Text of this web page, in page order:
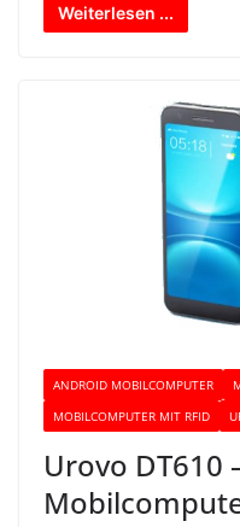
Weiterlesen ...
ANDROID MOBILCOMPUTER
MOBILCOMPUTER MIT RFID
Urovo DT610